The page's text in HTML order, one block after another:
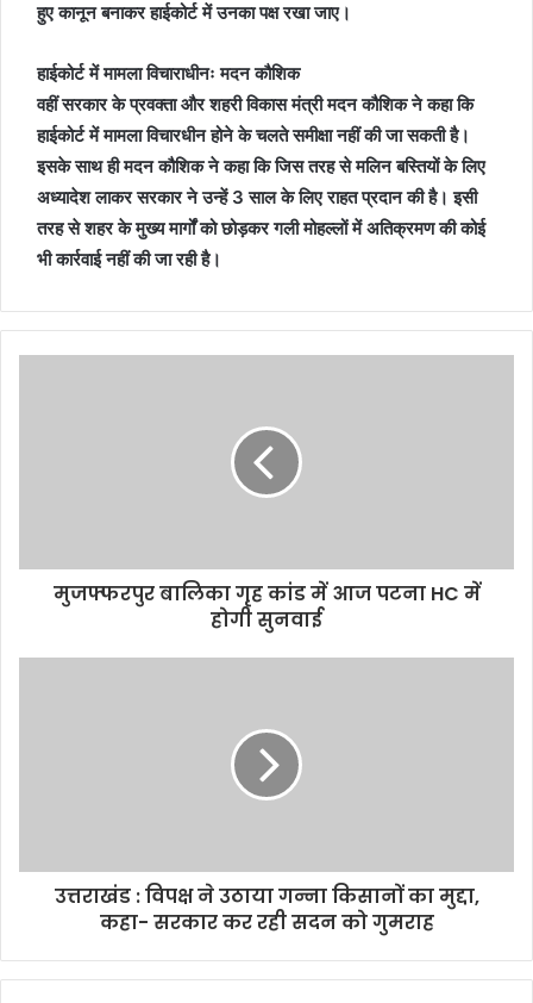
हुए कानून बनाकर हाईकोर्ट में उनका पक्ष रखा जाए।
हाईकोर्ट में मामला विचाराधीनः मदन कौशिक
वहीं सरकार के प्रवक्ता और शहरी विकास मंत्री मदन कौशिक ने कहा कि
हाईकोर्ट में मामला विचारधीन होने के चलते समीक्षा नहीं की जा सकती है।
इसके साथ ही मदन कौशिक ने कहा कि जिस तरह से मलिन बस्तियों के लिए
अध्यादेश लाकर सरकार ने उन्हें 3 साल के लिए राहत प्रदान की है। इसी
तरह से शहर के मुख्य मार्गों को छोड़कर गली मोहल्लों में अतिक्रमण की कोई
भी कार्रवाई नहीं की जा रही है।
मुजफ्फरपुर बालिका गृह कांड में आज पटना HC में
होगी सुनवाई
उत्तराखंड : विपक्ष ने उठाया गन्ना किसानों का मुद्दा,
कहा- सरकार कर रही सदन को गुमराह